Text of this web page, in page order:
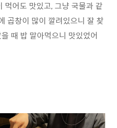
먹어도 맛있고, 그냥 국물과 같
곱창이 많이 깔려있으니 잘 찾
때 밥 말아먹으니 맛있었어